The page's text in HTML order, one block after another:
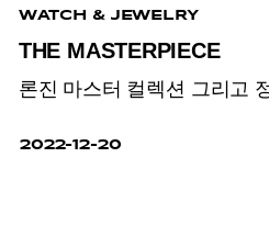
WATCH & JEWELRY
THE MASTERPIECE
론진 마스터 컬렉션 그리고
2022-12-20